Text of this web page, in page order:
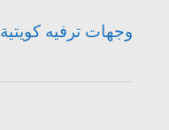
وجهات ترفيه كويتية